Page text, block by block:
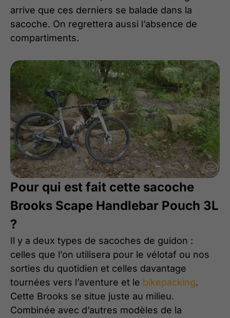
arrive que ces derniers se balade dans la
sacoche. On regrettera aussi l’absence de
compartiments.
Pour qui est fait cette sacoche
Brooks Scape Handlebar Pouch 3L
?
Il y a deux types de sacoches de guidon :
celles que l’on utilisera pour le vélotaf ou nos
sorties du quotidien et celles davantage
tournées vers l’aventure et le bikepacking.
Cette Brooks se situe juste au milieu.
Combinée avec d’autres modèles de la